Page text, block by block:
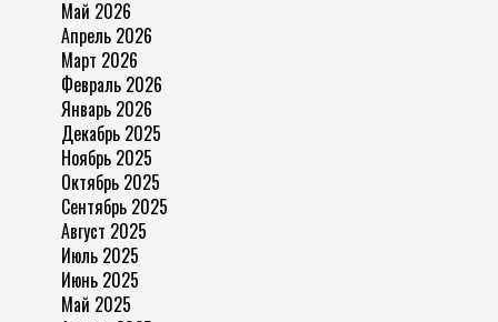
Май 2026
Апрель 2026
Март 2026
Февраль 2026
Январь 2026
Декабрь 2025
Ноябрь 2025
Октябрь 2025
Сентябрь 2025
Август 2025
Июль 2025
Июнь 2025
Май 2025